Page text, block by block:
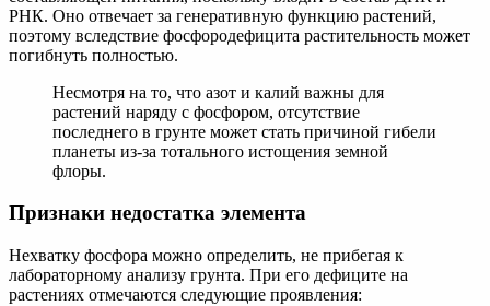
РНК. Оно отвечает за генеративную функцию растений,
поэтому вследствие фосфородефицита растительность может
погибнуть полностью.
Несмотря на то, что азот и калий важны для
растений наряду с фосфором, отсутствие
последнего в грунте может стать причиной гибели
планеты из-за тотального истощения земной
флоры.
Признаки недостатка элемента
Нехватку фосфора можно определить, не прибегая к
лабораторному анализу грунта. При его дефиците на
растениях отмечаются следующие проявления: